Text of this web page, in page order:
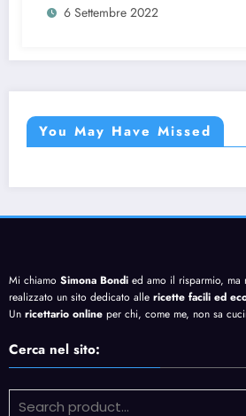
6 Settembre 2022
You May Have Missed
Mi chiamo Simona Bondi ed amo il risparmio, ma
realizzato un sito dedicato alle ricette facili ed
Un ricettario online per chi, come me, non sa
Cerca nel sito: